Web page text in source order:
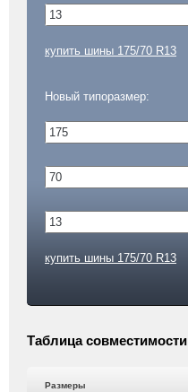
купить шины 175/70 R13
Новый типоразмер:
купить шины 175/70 R13
Таблица совместимости
Размеры